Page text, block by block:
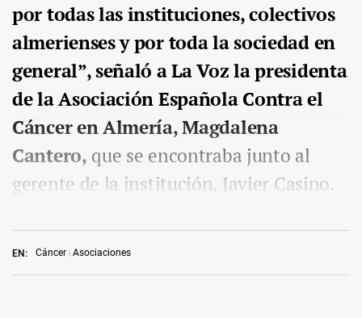
EN: Cáncer Asociaciones
por todas las instituciones, colectivos
almerienses y por toda la sociedad en
general”, señaló a La Voz la presidenta
de la Asociación Española Contra el
Cáncer en Almería, Magdalena
Cantero, que se encontraba junto al
gerente de la institución, Javier Casino.